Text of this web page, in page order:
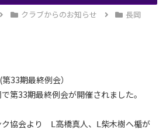
クラブからのお知らせ
長岡
33期最終例会）
第33期最終例会が開催されました。
ク協会より Ⅼ高橋真人、Ⅼ柴木樹へ楯が